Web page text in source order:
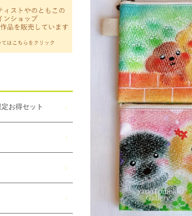
お得セット